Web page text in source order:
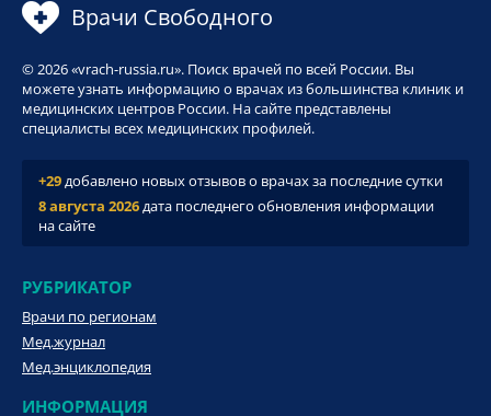
Врачи Свободного
© 2026 «vrach-russia.ru». Поиск врачей по всей России. Вы
можете узнать информацию о врачах из большинства клиник и
медицинских центров России. На сайте представлены
специалисты всех медицинских профилей.
+29добавлено новых отзывов о врачах за последние сутки
8 августа 2026дата последнего обновления информации
на сайте
РУБРИКАТОР
Врачи по регионам
Мед.журнал
Мед.энциклопедия
ИНФОРМАЦИЯ